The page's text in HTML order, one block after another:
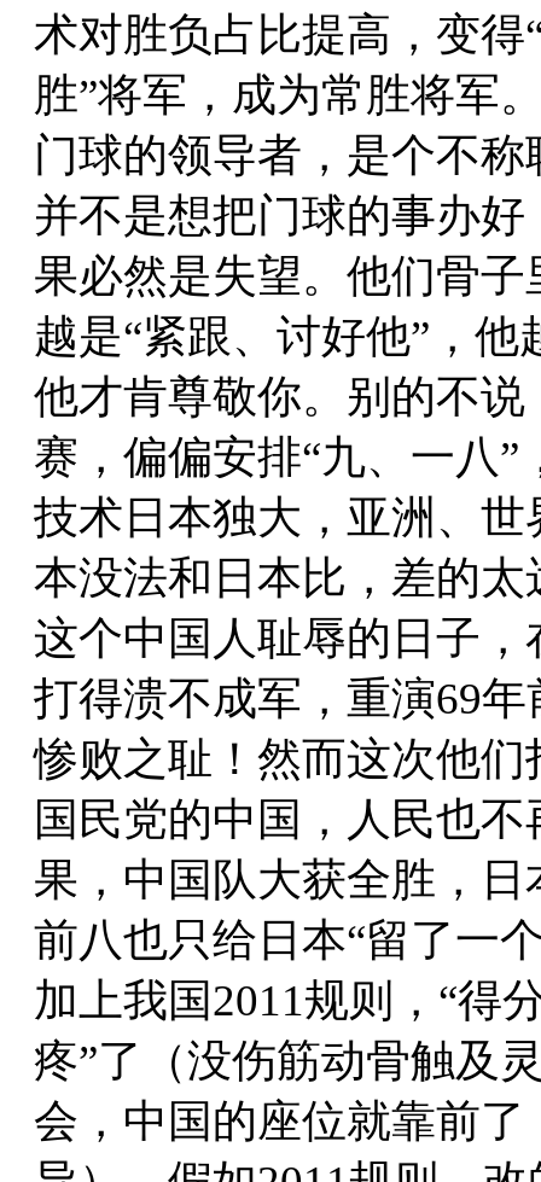
术对胜负占比提高，变得
胜”将军，成为常胜将军
门球的领导者，是个不
并不是想把门球的事办
果必然是失望。他们骨
越是“紧跟、讨好他”，
他才肯尊敬你。别的不说
赛，偏偏安排“九、一八
技术日本独大，亚洲、
本没法和日本比，差的
这个中国人耻辱的日子
打得溃不成军，重演69
惨败之耻！然而这次他
国民党的中国，人民也
果，中国队大获全胜，
前八也只给日本“留了一
加上我国2011规则，“得
疼”了（没伤筋动骨触及
会，中国的座位就靠前